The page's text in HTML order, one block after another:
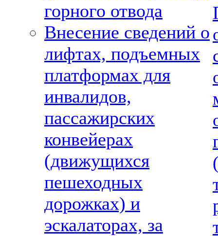
горного отвода
Внесение сведений о
лифтах, подъемных
платформах для
инвалидов,
пассажирских
конвейерах
(движущихся
пешеходных
дорожках) и
эскалаторах, за